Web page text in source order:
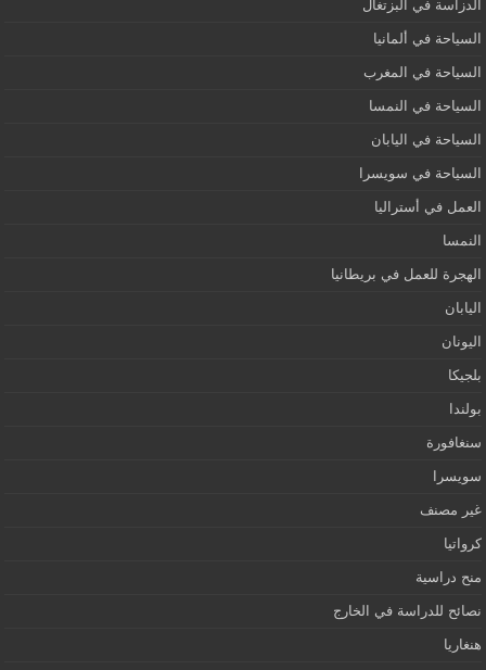
الدزاسة في البزتغال
السياحة في ألمانيا
السياحة في المغرب
السياحة في النمسا
السياحة في اليابان
السياحة في سويسرا
العمل في أستراليا
النمسا
الهجرة للعمل في بريطانيا
اليابان
اليونان
بلجيكا
بولندا
سنغافورة
سويسرا
غير مصنف
كرواتيا
منح دراسية
نصائح للدراسة في الخارج
هنغاريا